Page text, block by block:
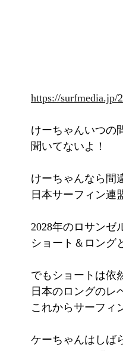
https://surfmedia.jp/
けーちゃんいつの
聞いてないよ！
けーちゃんなら間
日本サーフィン連
2028年のロサンゼ
ショート＆ロング
でもショートは依
日本のロングのレ
これからサーフィ
ケーちゃんはしば